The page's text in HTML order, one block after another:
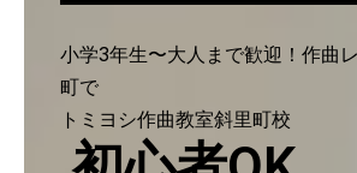
小学3年生〜大人まで歓迎！作曲
町で
トミヨシ作曲教室斜里町校